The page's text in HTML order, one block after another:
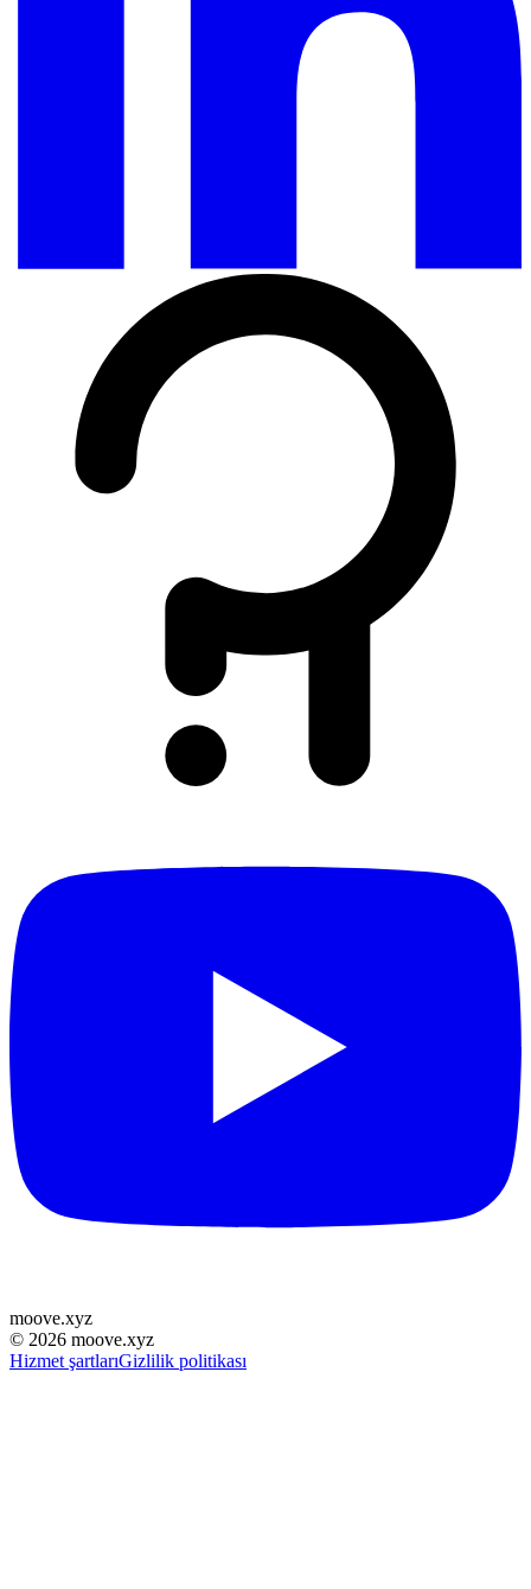
moove.xyz
© 2026 moove.xyz
Hizmet şartlarıGizlilik politikası